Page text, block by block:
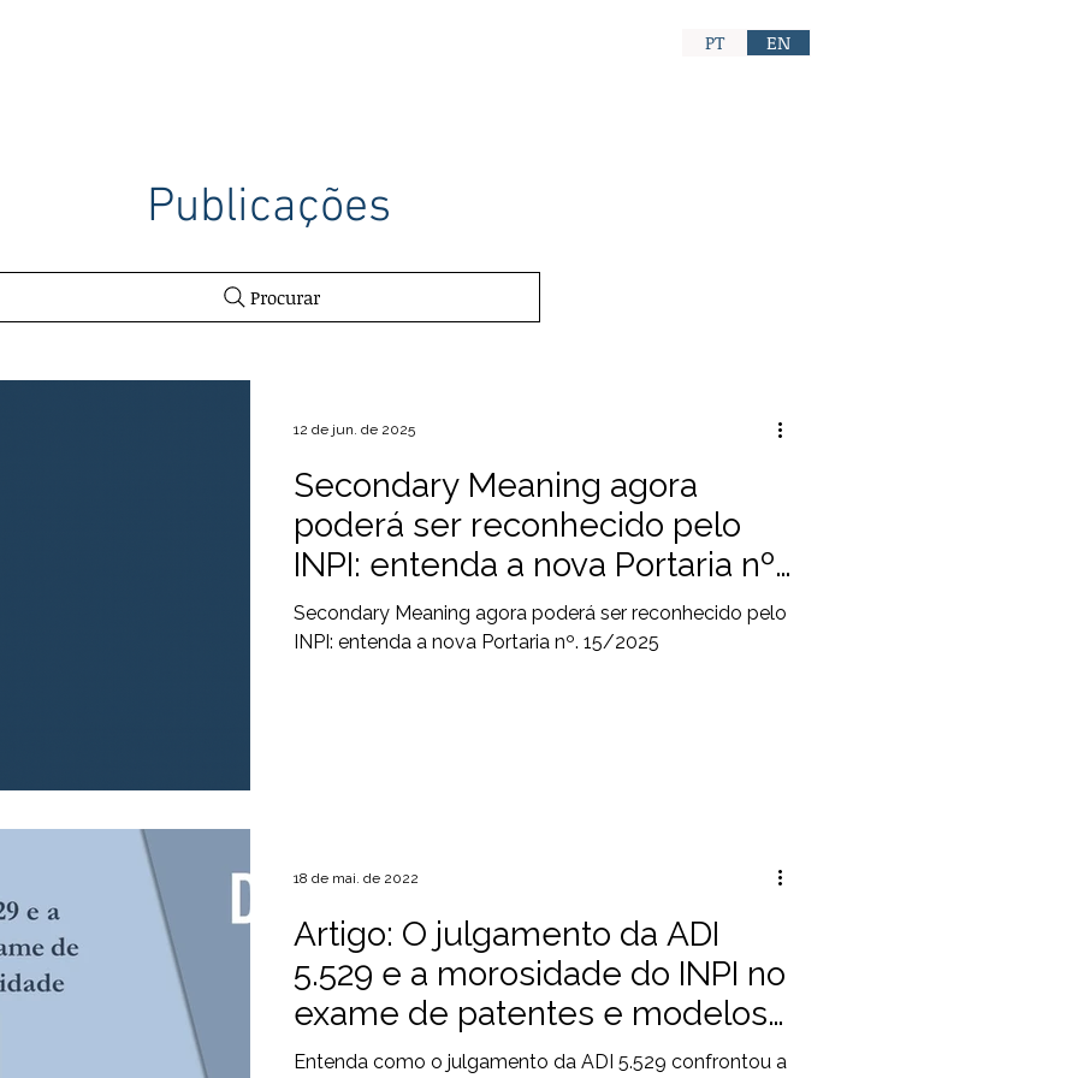
PT EN
Publicações
Secondary Meaning agora
poderá ser reconhecido pelo
INPI: entenda a nova Portaria nº.
15/2025
Secondary Meaning agora poderá ser reconhecido pelo
INPI: entenda a nova Portaria nº. 15/2025
12 de jun. de 2025
Artigo: O julgamento da ADI
5.529 e a morosidade do INPI no
exame de patentes e modelos
de utilidade
Entenda como o julgamento da ADI 5.529 confrontou a
18 de mai. de 2022
Procurar